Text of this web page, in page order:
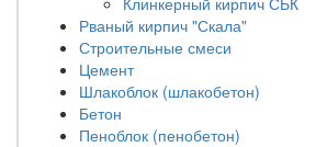
Рваный кирпич "Скала"
Строительные смеси
Цемент
Шлакоблок (шлакобетон)
Бетон
Пеноблок (пенобетон)